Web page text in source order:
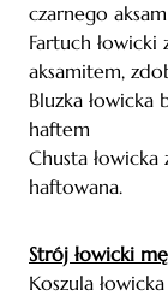
czarnego
Fartuch
aksamitem,
Bluzka łowicka
haftem
Chusta
haftowana.
Strój łowicki
Koszula